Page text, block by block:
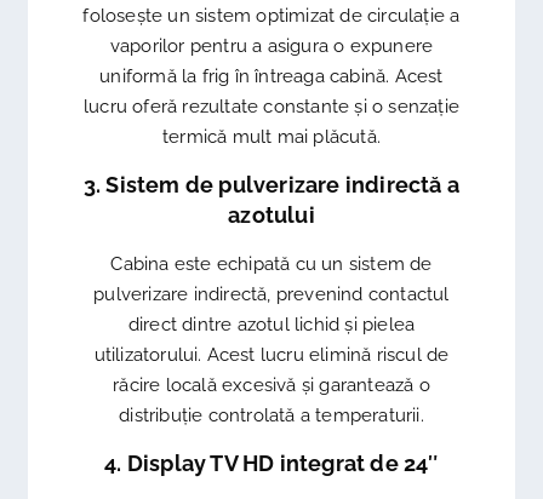
folosește un sistem optimizat de circulație a
vaporilor pentru a asigura o expunere
uniformă la frig în întreaga cabină. Acest
lucru oferă rezultate constante și o senzație
termică mult mai plăcută.
3. Sistem de pulverizare indirectă a
azotului
Cabina este echipată cu un sistem de
pulverizare indirectă, prevenind contactul
direct dintre azotul lichid și pielea
utilizatorului. Acest lucru elimină riscul de
răcire locală excesivă și garantează o
distribuție controlată a temperaturii.
4. Display TV HD integrat de 24″